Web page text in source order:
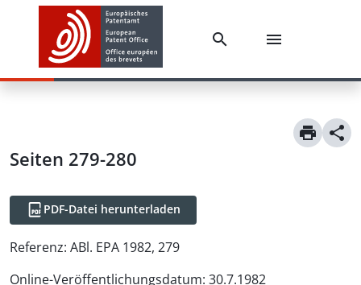
Seiten 279-280
PDF-Datei herunterladen
Referenz: ABl. EPA 1982, 279
Online-Veröffentlichungsdatum: 30.7.1982